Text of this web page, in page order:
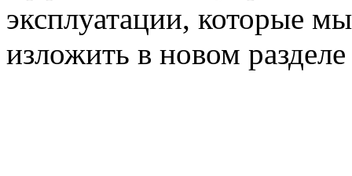
эксплуатации, которые
изложить в новом